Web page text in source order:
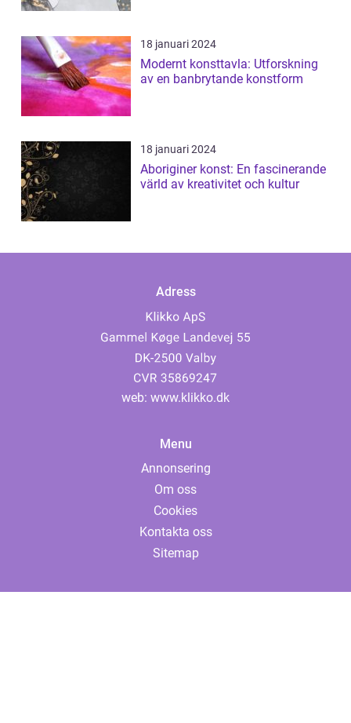
18 januari 2024
Modernt konsttavla: Utforskning
av en banbrytande konstform
18 januari 2024
Aboriginer konst: En fascinerande
värld av kreativitet och kultur
Adress
web: www.klikko.dk
Menu
Annonsering
Om oss
Cookies
Kontakta oss
Sitemap